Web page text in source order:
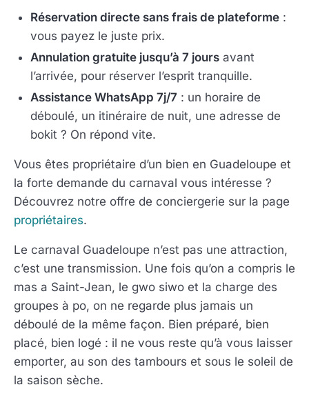
Réservation directe sans frais de plateforme :
vous payez le juste prix.
Annulation gratuite jusqu’à 7 jours avant
l’arrivée, pour réserver l’esprit tranquille.
Assistance WhatsApp 7j/7 : un horaire de
déboulé, un itinéraire de nuit, une adresse de
bokit ? On répond vite.
Vous êtes propriétaire d’un bien en Guadeloupe et
la forte demande du carnaval vous intéresse ?
Découvrez notre offre de conciergerie sur la page
propriétaires.
Le carnaval Guadeloupe n’est pas une attraction,
c’est une transmission. Une fois qu’on a compris le
mas a Saint-Jean, le gwo siwo et la charge des
groupes à po, on ne regarde plus jamais un
déboulé de la même façon. Bien préparé, bien
placé, bien logé : il ne vous reste qu’à vous laisser
emporter, au son des tambours et sous le soleil de
la saison sèche.